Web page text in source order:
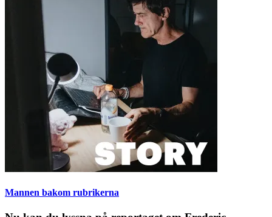
Mannen bakom rubrikerna